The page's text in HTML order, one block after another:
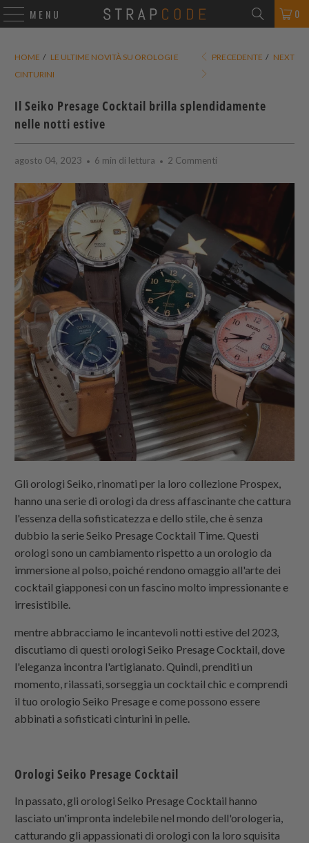
MENU 0
HOME / LE ULTIME NOVITÀ SU OROLOGI E
CINTURINI
PRECEDENTE / NEXT
Il Seiko Presage Cocktail brilla splendidamente
nelle notti estive
agosto 04, 2023 6 min di lettura 2 Commenti
Gli orologi Seiko, rinomati per la loro collezione Prospex,
hanno una serie di orologi da dress affascinante che cattura
l'essenza della sofisticatezza e dello stile, che è senza
dubbio la serie Seiko Presage Cocktail Time. Questi
orologi sono un cambiamento rispetto a un orologio da
immersione al polso, poiché rendono omaggio all'arte dei
cocktail giapponesi con un fascino molto impressionante e
irresistibile.
mentre abbracciamo le incantevoli notti estive del 2023,
discutiamo di questi orologi Seiko Presage Cocktail, dove
l'eleganza incontra l'artigianato. Quindi, prenditi un
momento, rilassati, sorseggia un cocktail chic e comprendi
il tuo orologio Seiko Presage e come possono essere
abbinati a sofisticati cinturini in pelle.
Orologi Seiko Presage Cocktail
In passato, gli orologi Seiko Presage Cocktail hanno
lasciato un'impronta indelebile nel mondo dell'orologeria,
catturando gli appassionati di orologi con la loro squisita